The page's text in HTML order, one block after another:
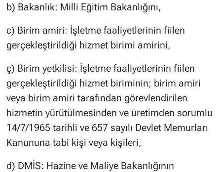
b) Bakanlık: Milli Eğitim Bakanlığını,
c) Birim amiri: İşletme faaliyetlerinin fiilen
gerçekleştirildiği hizmet birimi amirini,
ç) Birim yetkilisi: İşletme faaliyetlerinin fiilen
gerçekleştirildiği hizmet biriminin; birim amiri
veya birim amiri tarafından görevlendirilen
hizmetin yürütülmesinden ve üretimden sorumlu
14/7/1965 tarihli ve 657 sayılı Devlet Memurları
Kanununa tabi kişi veya kişileri,
d) DMİS: Hazine ve Maliye Bakanlığının